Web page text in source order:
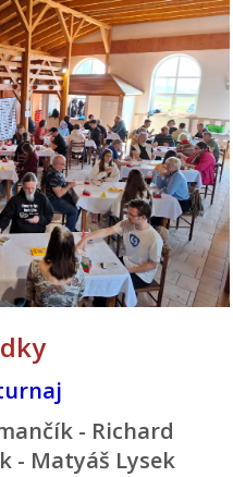
- Richard
- Matyáš Lysek